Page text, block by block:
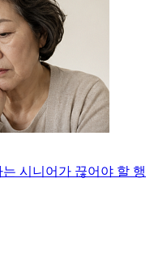
시니어가 끊어야 할 행